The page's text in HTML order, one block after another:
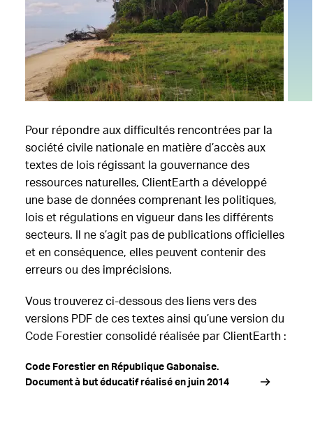
Pour répondre aux difficultés rencontrées par la
société civile nationale en matière d’accès aux
textes de lois régissant la gouvernance des
ressources naturelles, ClientEarth a développé
une base de données comprenant les politiques,
lois et régulations en vigueur dans les différents
secteurs. Il ne s’agit pas de publications officielles
et en conséquence, elles peuvent contenir des
erreurs ou des imprécisions.
Vous trouverez ci-dessous des liens vers des
versions PDF de ces textes ainsi qu’une version du
Code Forestier consolidé réalisée par ClientEarth :
Code Forestier en République Gabonaise.
Document à but éducatif réalisé en juin 2014